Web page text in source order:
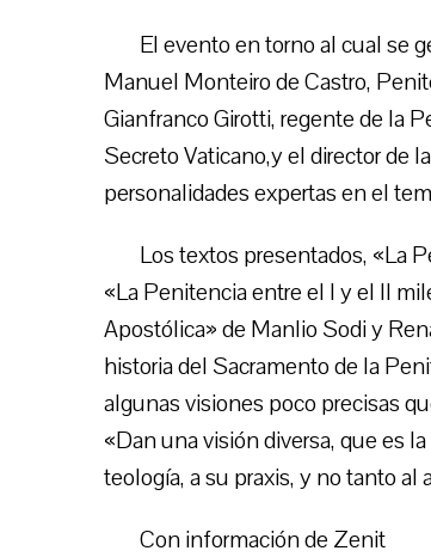
El evento en torno al cual se
Manuel Monteiro de Castro,
Gianfranco Girotti, regente de la
Secreto Vaticano,y el director de
personalidades expertas en el
Los textos presentados, «La
«La Penitencia entre el I y el II
Apostólica» de Manlio Sodi y
historia del Sacramento de la
algunas visiones poco precisas
«Dan una visión diversa, que es
teología, a su praxis, y no tanto
Con información de Zenit